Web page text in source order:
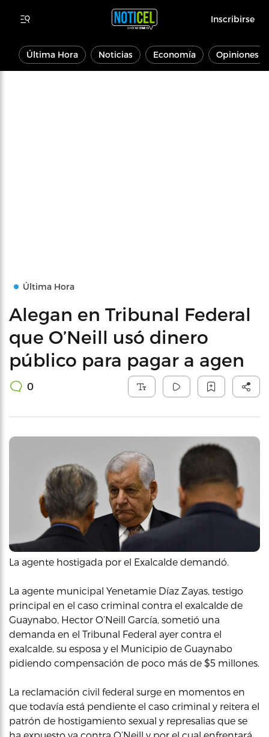
Inscribirse
Última Hora Noticias Economía Opiniones
Última Hora
Alegan en Tribunal Federal
que O’Neill usó dinero
público para pagar a agen
0
La agente hostigada por el Exalcalde demandó.
La agente municipal Yenetamie Díaz Zayas, testigo
principal en el caso criminal contra el exalcalde de
Guaynabo, Hector O’Neill García, sometió una
demanda en el Tribunal Federal ayer contra el
exalcalde, su esposa y el Municipio de Guaynabo
pidiendo compensación de poco más de $5 millones.
La reclamación civil federal surge en momentos en
que todavía está pendiente el caso criminal y reitera el
patrón de hostigamiento sexual y represalias que se